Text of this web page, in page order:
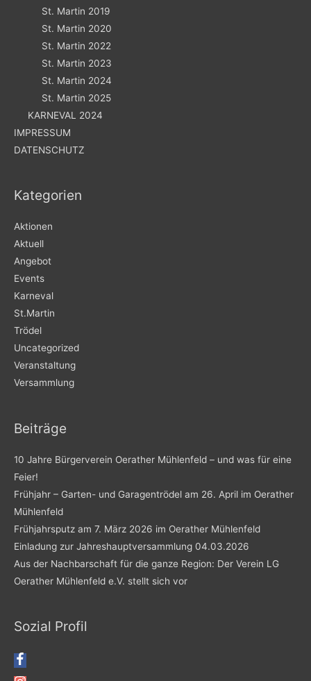
St. Martin 2019
St. Martin 2020
St. Martin 2022
St. Martin 2023
St. Martin 2024
St. Martin 2025
KARNEVAL 2024
IMPRESSUM
DATENSCHUTZ
Kategorien
Aktionen
Aktuell
Angebot
Events
Karneval
St.Martin
Trödel
Uncategorized
Veranstaltung
Versammlung
Beiträge
10 Jahre Bürgerverein Oerather Mühlenfeld – und was für eine
Feier!
Frühjahr – Garten- und Garagentrödel am 26. April im Oerather
Mühlenfeld
Frühjahrsputz am 7. März 2026 im Oerather Mühlenfeld
Einladung zur Jahreshauptversammlung 04.03.2026
Aus der Nachbarschaft für die ganze Region: Der Verein LG
Oerather Mühlenfeld e.V. stellt sich vor
Sozial Profil